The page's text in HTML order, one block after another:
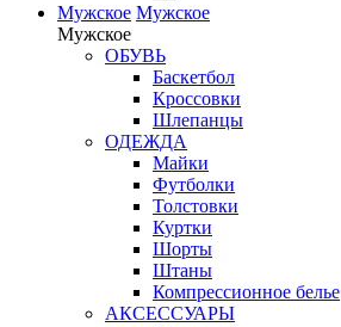
Мужское Мужское
Мужское
ОБУВЬ
Баскетбол
Кроссовки
Шлепанцы
ОДЕЖДА
Майки
Футболки
Толстовки
Куртки
Шорты
Штаны
Компрессионное белье
АКСЕССУАРЫ